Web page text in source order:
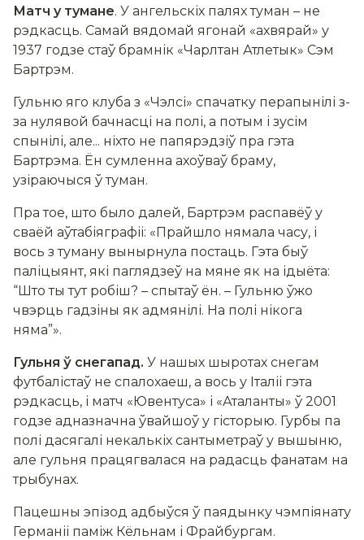
Матч у тумане. У ангельскіх палях туман – не
рэдкасць. Самай вядомай ягонай «ахвярай» у
1937 годзе стаў брамнік «Чарлтан Атлетык» Сэм
Бартрэм.
Гульню яго клуба з «Чэлсі» спачатку перапынілі з-
за нулявой бачнасці на полі, а потым і зусім
спынілі, але... ніхто не папярэдзіў пра гэта
Бартрэма. Ён сумленна ахоўваў браму,
узіраючыся ў туман.
Пра тое, што было далей, Бартрэм распавёў у
сваёй аўтабіяграфіі: «Прайшло нямала часу, і
вось з туману вынырнула постаць. Гэта быў
паліцыянт, які паглядзеў на мяне як на ідыёта:
“Што ты тут робіш? – спытаў ён. – Гульню ўжо
чвэрць гадзіны як адмянілі. На полі нікога
няма”».
Гульня ў снегапад. У нашых шыротах снегам
футбалістаў не спалохаеш, а вось у Італіі гэта
рэдкасць, і матч «Ювентуса» і «Аталанты» ў 2001
годзе адназначна ўвайшоў у гісторыю. Гурбы па
полі дасягалі некалькіх сантыметраў у вышыню,
але гульня працягвалася на радасць фанатам на
трыбунах.
Пацешны эпізод адбыўся ў паядынку чэмпіянату
Германіі паміж Кёльнам і Фрайбургам.